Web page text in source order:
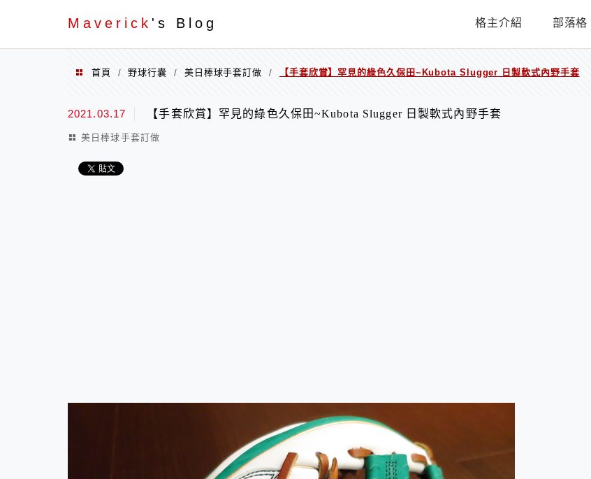
Maverick 's Blog 格主介紹 部落格
首頁 / 野球行囊 / 美日棒球手套訂做 / 【手套欣賞】罕見的綠色久保田~Kubota Slugger 日製軟式內野手套
2021.03.17 【手套欣賞】罕見的綠色久保田~Kubota Slugger 日製軟式內野手套
美日棒球手套訂做